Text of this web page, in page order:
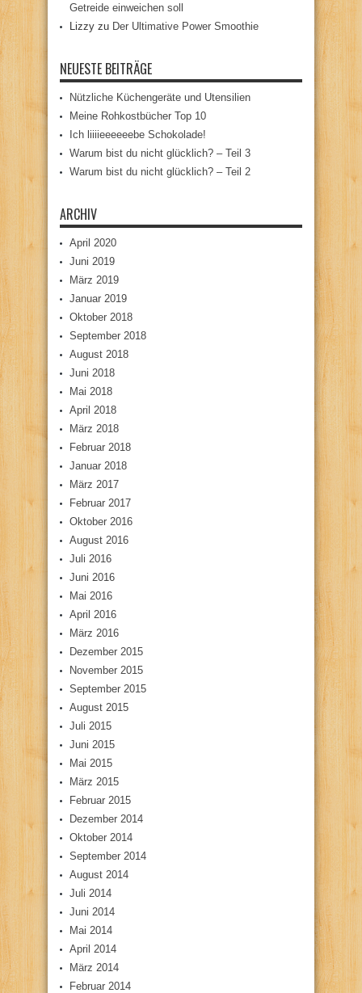
Getreide einweichen soll
Lizzy zu Der Ultimative Power Smoothie
NEUESTE BEITRÄGE
Nützliche Küchengeräte und Utensilien
Meine Rohkostbücher Top 10
Ich liiiieeeeeebe Schokolade!
Warum bist du nicht glücklich? – Teil 3
Warum bist du nicht glücklich? – Teil 2
ARCHIV
April 2020
Juni 2019
März 2019
Januar 2019
Oktober 2018
September 2018
August 2018
Juni 2018
Mai 2018
April 2018
März 2018
Februar 2018
Januar 2018
März 2017
Februar 2017
Oktober 2016
August 2016
Juli 2016
Juni 2016
Mai 2016
April 2016
März 2016
Dezember 2015
November 2015
September 2015
August 2015
Juli 2015
Juni 2015
Mai 2015
März 2015
Februar 2015
Dezember 2014
Oktober 2014
September 2014
August 2014
Juli 2014
Juni 2014
Mai 2014
April 2014
März 2014
Februar 2014